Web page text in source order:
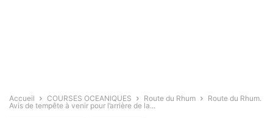
Accueil COURSES OCEANIQUES Route du Rhum
Route du Rhum.
Avis de tempête à venir pour l’arrière de la...